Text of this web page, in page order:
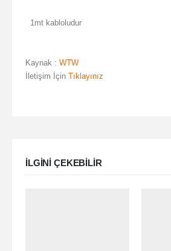
1mt kabloludur
Kaynak : WTW
İletişim İçin Tıklayınız
ILGINI ÇEKEBILIR